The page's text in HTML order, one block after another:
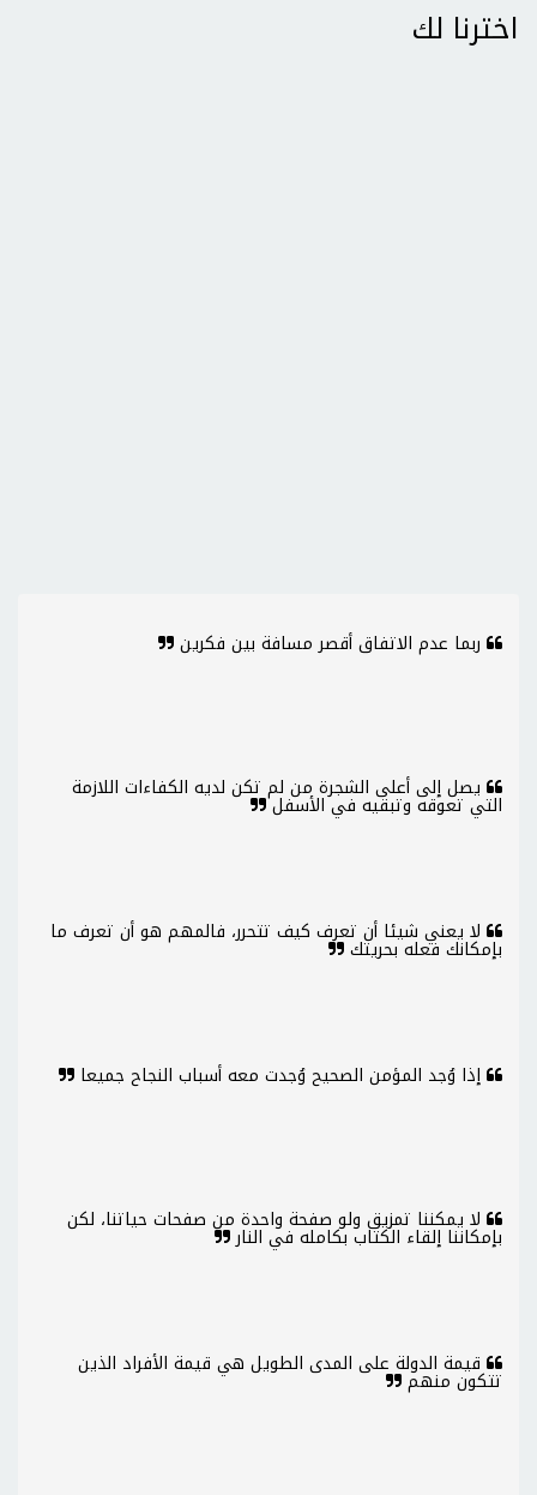
اخترنا لك
ربما عدم الاتفاق أقصر مسافة بين فكرين
يصل إلى أعلى الشجرة من لم تكن لديه الكفاءات اللازمة
التي تعوقه وتبقيه في الأسفل
لا يعني شيئا أن تعرف كيف تتحرر، فالمهم هو أن تعرف ما
بإمكانك فعله بحريتك
إذا وُجد المؤمن الصحيح وُجدت معه أسباب النجاح جميعا
لا يمكننا تمزيق ولو صفحة واحدة من صفحات حياتنا، لكن
بإمكاننا إلقاء الكتاب بكامله في النار
قيمة الدولة على المدى الطويل هي قيمة الأفراد الذين
تتكون منهم